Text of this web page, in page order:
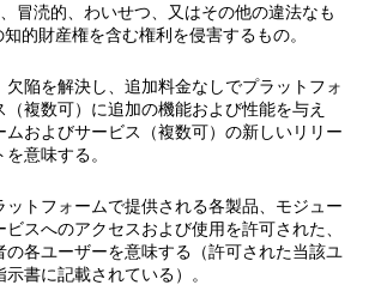
冒涜的、わいせつ、又はその他の違法なも
的財産権を含む権利を侵害するもの。
欠陥を解決し、追加料金なしでプラットフォ
（複数可）に追加の機能および性能を与え
ムおよびサービス（複数可）の新しいリリー
意味する。
ットフォームで提供される各製品、モジュー
スへのアクセスおよび使用を許可された、
の各ユーザーを意味する（許可された当該ユ
書に記載されている）。